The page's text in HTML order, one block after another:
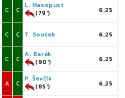
C
C
C
A
C
L. Masopust
(79')
6,25
C T. Souček 6,25
C
A. Barák
(90')
6,25
C
P. Ševčík
(85')
6,25